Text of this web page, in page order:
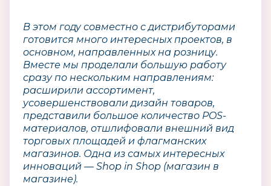
В этом году совместно с дистрибуторами
готовится много интересных проектов, в
основном, направленных на розницу.
Вместе мы проделали большую работу
сразу по нескольким направлениям:
расширили ассортимент,
усовершенствовали дизайн товаров,
представили большое количество POS-
материалов, отшлифовали внешний вид
торговых площадей и флагманских
магазинов. Одна из самых интересных
инноваций — Shop in Shop (магазин в
магазине).